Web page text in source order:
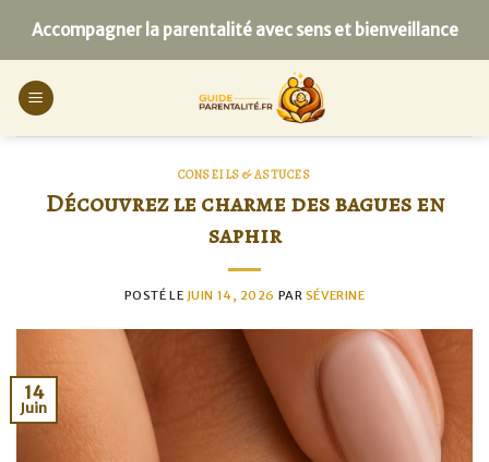
content
Accompagner la parentalité avec sens et bienveillance
CONSEILS & ASTUCES
Découvrez le charme des bagues en
saphir
POSTÉ LE JUIN 14, 2026 PAR SÉVERINE
14
Juin